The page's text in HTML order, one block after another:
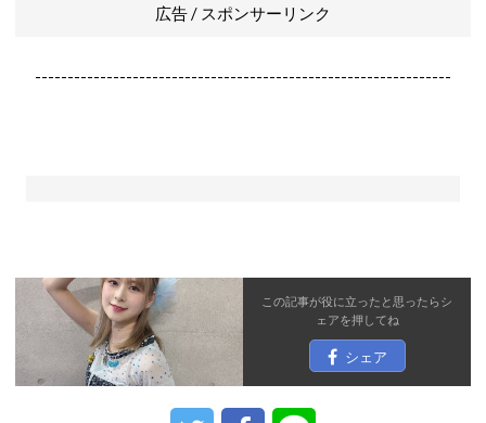
広告 / スポンサーリンク
----------------------------------------------------------------
この記事が役に立ったと思ったらシ
ェアを押してね
シェア